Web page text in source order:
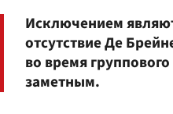
Исключением
отсутствие Де
во время
заметным.